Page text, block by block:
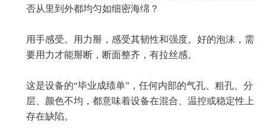
否从里到外都均匀如细密海绵？
用手感受。用力掰，感受其韧性和强度。好的泡沫，需
要用力才能掰断，断面整齐，有拉丝感。
这是设备的“毕业成绩单”，任何内部的气孔、粗孔、分
层、颜色不均，都意味着设备在混合、温控或稳定性上
存在缺陷。